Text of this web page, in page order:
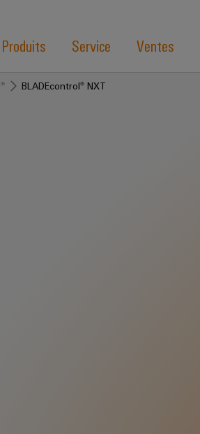
Produits Service Ventes
BLADEcontrol® NXT